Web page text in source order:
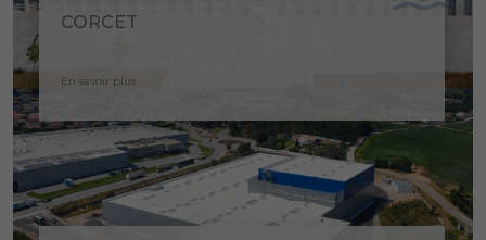
CORCET
En savoir plus